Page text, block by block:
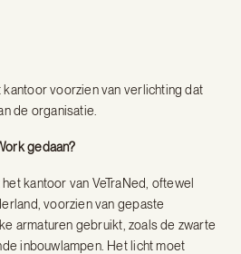
kantoor voorzien van verlichting dat
de organisatie.
gedaan?
kantoor van VeTraNed, oftewel
voorzien van gepaste
armaturen gebruikt, zoals de zwarte
inbouwlampen. Het licht moet